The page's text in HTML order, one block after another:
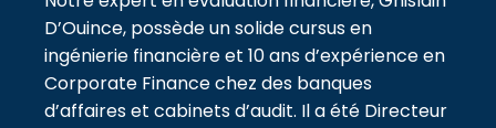
D’Ouince, possède un solide cursus en
ingénierie financière et 10 ans d’expérience en
Corporate Finance chez des banques
d’affaires et cabinets d’audit. Il a été Directeur